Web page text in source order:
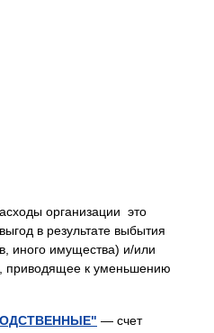
организации это
в результате выбытия
иного имущества) и/или
приводящее к уменьшению
— счет